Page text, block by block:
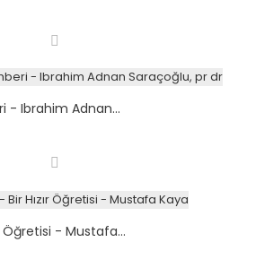
- Ibrahim Adnan...
Öğretisi - Mustafa...